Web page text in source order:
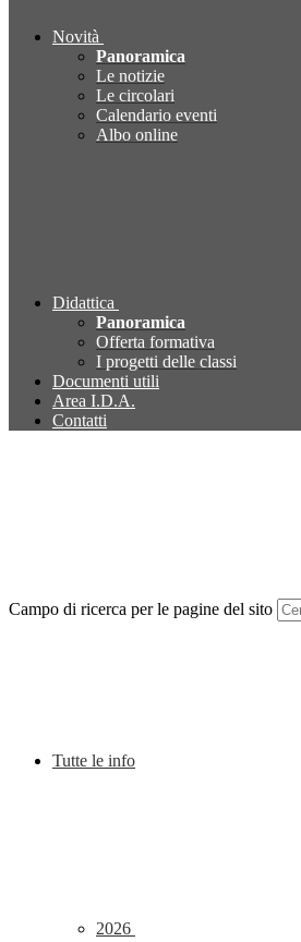
Novità
Panoramica
Le notizie
Le circolari
Calendario eventi
Albo online
Didattica
Panoramica
Offerta formativa
I progetti delle classi
Documenti utili
Area I.D.A.
Contatti
Campo di ricerca per le pagine del sito
Tutte le info
2026